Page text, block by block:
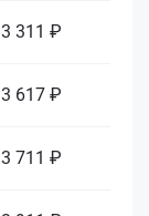
3 311 ₽
3 617 ₽
3 711 ₽